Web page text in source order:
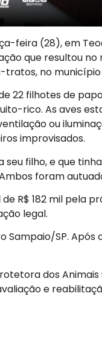
feira (28), em
que resultou no
no município
22 filhotes de
rico. As aves
ou
improvisados.
filho, e que
foram
R$ 182 mil pela
legal.
SP. Após
dos Animais
e